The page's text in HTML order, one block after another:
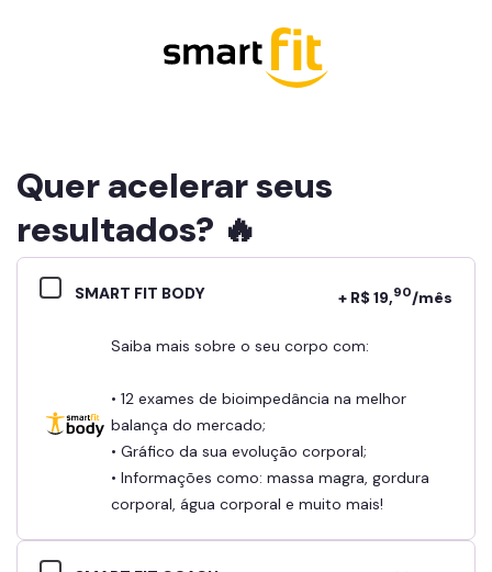
Quer acelerar seus
resultados? 🔥
SMART FIT BODY + R$ 19,90/mês
Saiba mais sobre o seu corpo com:
• 12 exames de bioimpedância na melhor
balança do mercado;
• Gráfico da sua evolução corporal;
• Informações como: massa magra, gordura
corporal, água corporal e muito mais!